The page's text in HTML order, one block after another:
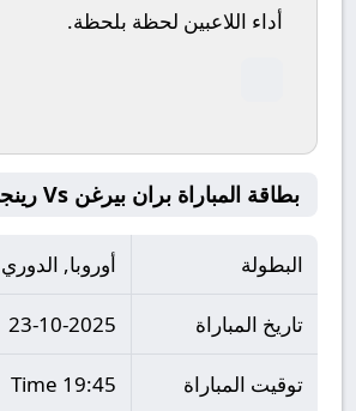
أداء اللاعبين لحظة بلحظة.
بطاقة المباراة بران بيرغن Vs رينجرز
البطولة أوروبا,
تاريخ المباراة 23-10-2025
توقيت المباراة 19:45 Time